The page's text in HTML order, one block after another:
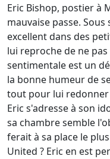
Eric Bishop, postier à
mauvaise passe.
excellent dans des
lui reproche de ne
sentimentale est un
la bonne humeur de
tout pour lui redonner
Eric s'adresse à son
sa chambre semble
ferait à sa place le
United ? Eric en est